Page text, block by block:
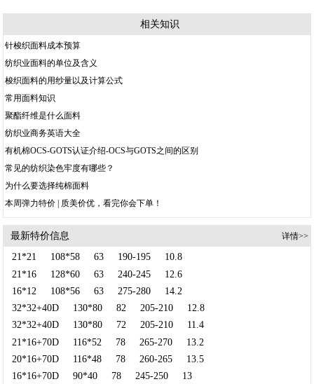
相关知识
针梭织面料成本预算
纺织业面料的单位及含义
梭织面料的用纱量以及计算公式
常用面料知识
聚酯纤维是什么面料
纺织业商务英语大全
有机棉OCS-GOTS认证介绍-OCS与GOTS之间的区别
常见的纺织染色牢度有哪些？
为什么要选择纯棉面料
本周弹力特价 | 质美价优，看完你会下单！
最新特价信息 详情>>
21*21 108*58 63 190-195
10.8
21*16
128*60 63 240-245
12.6
16*12
108*56 63 275-280
14.2
32*32+40D
130*80 82 205-210
12.8
32*32+40D
130*80 72 205-210
11.4
21*16+70D
116*52 78 265-270
13.2
20*16+70D
116*48 78 260-265
13.5
16*16+70D
90*40 78 245-250 13